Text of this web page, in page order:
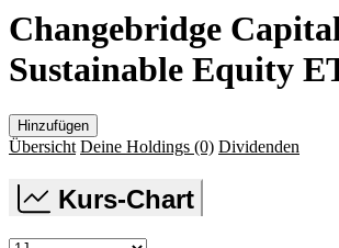
Changebridge
Sustainable Equity
Hinzufügen
Übersicht Deine Holdings (0) Dividenden
Kurs-Chart